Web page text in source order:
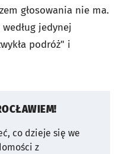
głosowania nie ma.
jedynej
podróż" i
co dzieje się we
z